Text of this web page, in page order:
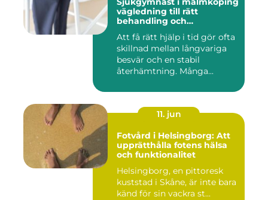
vägledning till rätt
behandling och
Att få rätt hjälp i tid gör ofta
skillnad mellan långvariga
besvär och en stabil
återhämtning. Många...
11. jun
Fotvård i Helsingborg: Att
upprätthålla fotens hälsa
och funktionalitet
Helsingborg, en pittoresk
kuststad i Skåne, är inte bara
känd för sin vackra st...